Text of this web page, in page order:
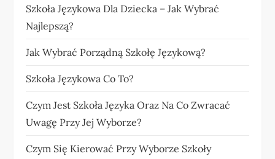
Szkoła Językowa Dla Dziecka – Jak Wybrać
Najlepszą?
Jak Wybrać Porządną Szkołę Językową?
Szkoła Językowa Co To?
Czym Jest Szkoła Języka Oraz Na Co Zwracać
Uwagę Przy Jej Wyborze?
Czym Się Kierować Przy Wyborze Szkoły